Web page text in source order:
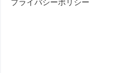
プライバシーポリシー